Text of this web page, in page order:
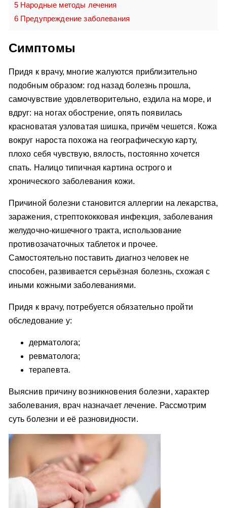
5Народные методы лечения
6Предупреждение заболевания
Симптомы
Придя к врачу, многие жалуются приблизительно
подобным образом: год назад болезнь прошла,
самочувствие удовлетворительно, ездила на море, и
вдруг: на ногах обострение, опять появилась
красноватая узловатая шишка, причём чешется. Кожа
вокруг нароста похожа на географическую карту,
плохо себя чувствую, вялость, постоянно хочется
спать. Налицо типичная картина острого и
хронического заболевания кожи.
Причиной болезни становится аллергии на лекарства,
заражения, стрептококковая инфекция, заболевания
желудочно-кишечного тракта, использование
противозачаточных таблеток и прочее.
Самостоятельно поставить диагноз человек не
способен, развивается серьёзная болезнь, схожая с
иными кожными заболеваниями.
Придя к врачу, потребуется обязательно пройти
обследование у:
дерматолога;
ревматолога;
терапевта.
Выяснив причину возникновения болезни, характер
заболевания, врач назначает лечение. Рассмотрим
суть болезни и её разновидности.